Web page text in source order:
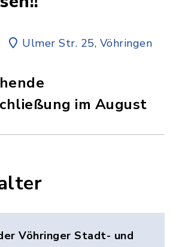
Ulmer Str. 25, Vöhringen
im August
Vöhringer Stadt- und